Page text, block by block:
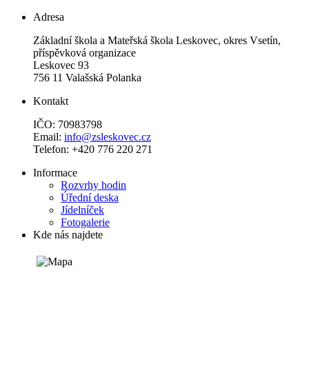
Adresa
Základní škola a Mateřská škola Leskovec, okres Vsetín,
příspěvková organizace
Leskovec 93
756 11 Valašská Polanka
Kontakt
IČO: 70983798
Email: info@zsleskovec.cz
Telefon: +420 776 220 271
Informace
Rozvrhy hodin
Úřední deska
Jídelníček
Fotogalerie
Kde nás najdete